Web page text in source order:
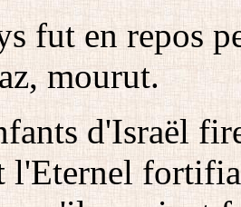
fut en repos
mourut.
d'Israël
l'Eternel